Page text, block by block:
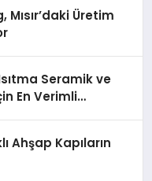
Üretim
Seramik ve
En Verimli
Ahşap Kapıların